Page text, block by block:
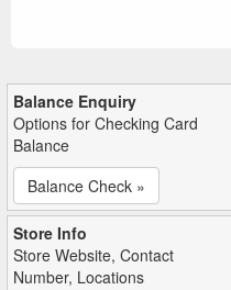
Balance Enquiry
Options for Checking Card
Balance
Balance Check »
Store Info
Store Website, Contact
Number, Locations